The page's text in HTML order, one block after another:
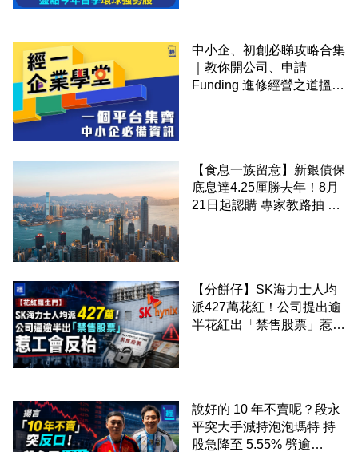
中小企、初創必睇攻略合集
｜教你開公司、申請
Funding 進修經營之道搵大
【食息一族留意】新銀債保
底息達4.25厘勝去年！8月
21日起認購 專家教路抽 20
【分餅仔】SK海力士人均
派427萬花紅！公司提出逾
半花紅出「禁售股票」惹工
說好的 10 年不賣呢？段永
平突大手減持泡泡瑪特 持
股急降至 5.55% 劈逾